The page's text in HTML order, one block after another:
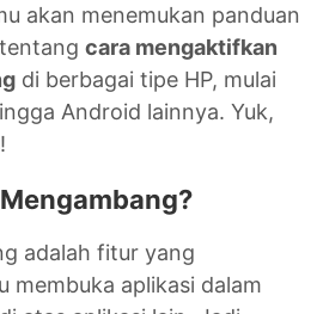
akan menemukan panduan
cara mengaktifkan
di berbagai tipe HP, mulai
Android lainnya. Yuk,
adalah fitur yang
membuka aplikasi dalam